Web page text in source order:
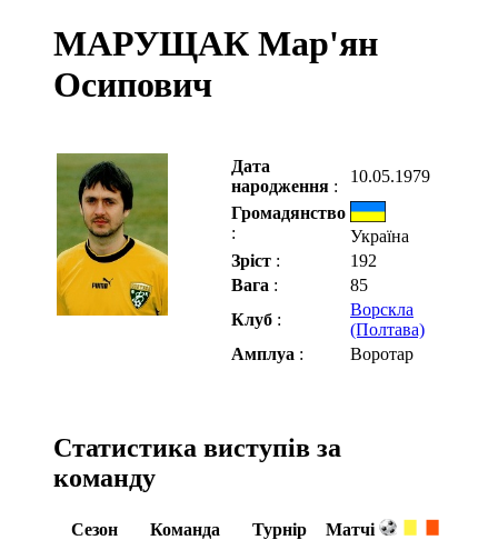
МАРУЩАК Мар'ян
Осипович
Дата
народження :
10.05.1979
Громадянство
:
Україна
Зріст :
192
Вага :
85
Клуб :
Ворскла
(Полтава)
Амплуа : Воротар
Статистика виступів за
команду
Сезон Команда Турнір
Матчі